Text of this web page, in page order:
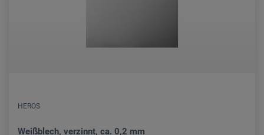
HEROS
Weißblech, verzinnt, ca. 0,2 mm